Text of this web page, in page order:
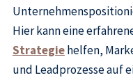
Hier kann eine
Strategiehelfen,
und Leadprozesse auf